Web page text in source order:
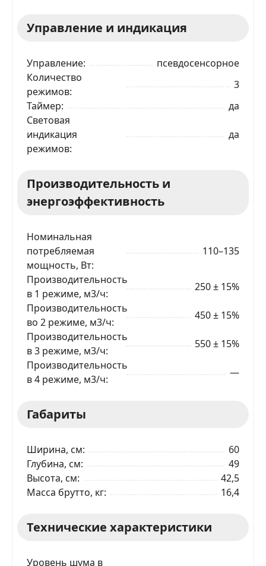
Управление и индикация
Управление
псевдосенсорное
Количество
режимов
3
Таймер
да
Световая
индикация
режимов
да
Производительность и
энергоэффективность
Номинальная
потребляемая
мощность, Вт
110–135
Производительность
в 1 режиме, м3/ч
250 ± 15%
Производительность
во 2 режиме, м3/ч
450 ± 15%
Производительность
в 3 режиме, м3/ч
550 ± 15%
Производительность
в 4 режиме, м3/ч
—
Габариты
Ширина, см
60
Глубина, см
49
Высота, см
42,5
Масса брутто, кг
16,4
Технические характеристики
Уровень шума в